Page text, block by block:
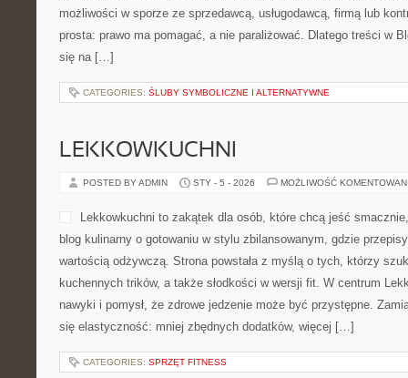
możliwości w sporze ze sprzedawcą, usługodawcą, firmą lub
prosta: prawo ma pomagać, a nie paraliżować. Dlatego treści w
się na […]
CATEGORIES: ŚLUBY SYMBOLICZNE I ALTERNATYWNE
LEKKOWKUCHNI
POSTED BY ADMIN STY - 5 - 2026 MOŻLIWOŚĆ
Lekkowkuchni to zakątek dla osób, które chcą jeść
blog kulinarny o gotowaniu w stylu zbilansowanym, gdzie
wartością odżywczą. Strona powstała z myślą o tych, którzy
kuchennych trików, a także słodkości w wersji fit. W centrum
nawyki i pomysł, że zdrowe jedzenie może być przystępne.
się elastyczność: mniej zbędnych dodatków, więcej […]
CATEGORIES: SPRZĘT FITNESS